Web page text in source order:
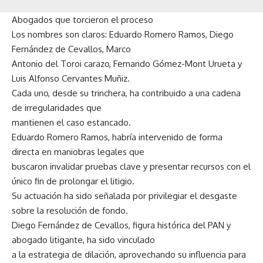
Abogados que torcieron el proceso
Los nombres son claros: Eduardo Romero Ramos, Diego
Fernández de Cevallos, Marco
Antonio del Toroi carazo, Fernando Gómez-Mont Urueta y
Luis Alfonso Cervantes Muñiz.
Cada uno, desde su trinchera, ha contribuido a una cadena
de irregularidades que
mantienen el caso estancado.
Eduardo Romero Ramos, habría intervenido de forma
directa en maniobras legales que
buscaron invalidar pruebas clave y presentar recursos con el
único fin de prolongar el litigio.
Su actuación ha sido señalada por privilegiar el desgaste
sobre la resolución de fondo.
Diego Fernández de Cevallos, figura histórica del PAN y
abogado litigante, ha sido vinculado
a la estrategia de dilación, aprovechando su influencia para